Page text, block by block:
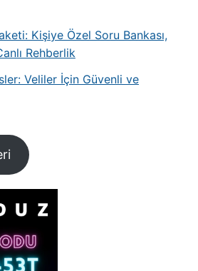
Kişiye Özel Soru Bankası,
Rehberlik
Veliler İçin Güvenli ve